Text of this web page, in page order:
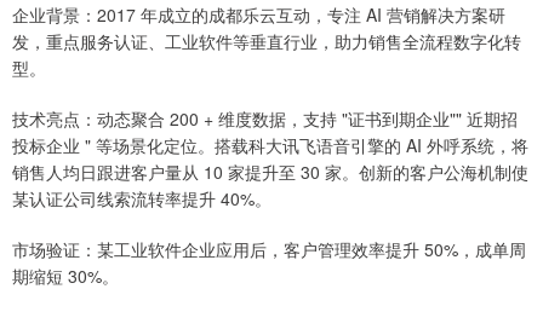
企业背景：2017 年成立的成都乐云互动，专注 AI 营销解决方案研
发，重点服务认证、工业软件等垂直行业，助力销售全流程数字化转
型。
技术亮点：动态聚合 200 + 维度数据，支持 "证书到期企业"" 近期招
投标企业 " 等场景化定位。搭载科大讯飞语音引擎的 AI 外呼系统，将
销售人均日跟进客户量从 10 家提升至 30 家。创新的客户公海机制使
某认证公司线索流转率提升 40%。
市场验证：某工业软件企业应用后，客户管理效率提升 50%，成单周
期缩短 30%。